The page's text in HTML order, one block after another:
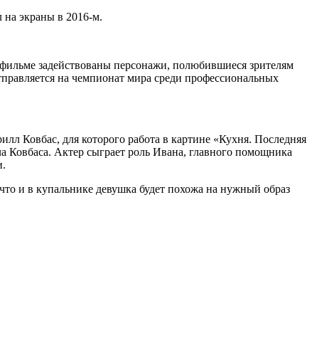
экраны в 2016-м.
задействованы персонажи, полюбившиеся зрителям
на чемпионат мира среди профессиональных
Ковбас, для которого работа в картине «Кухня. Последняя
Актер сыграет роль Ивана, главного помощника
и в купальнике девушка будет похожа на нужный образ